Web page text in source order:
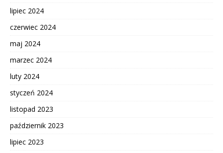
lipiec 2024
czerwiec 2024
maj 2024
marzec 2024
luty 2024
styczeń 2024
listopad 2023
październik 2023
lipiec 2023